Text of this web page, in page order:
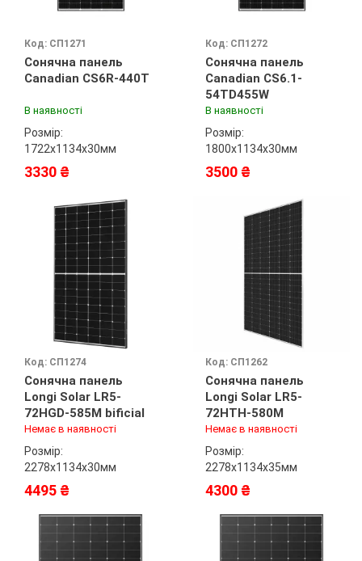
Код: СП1271
Сонячна панель
Canadian CS6R-440T
В наявності
Розмір:
1722х1134х30мм
3330 ₴
Код: СП1272
Сонячна панель
Canadian CS6.1-
54TD455W
В наявності
Розмір:
1800х1134х30мм
3500 ₴
Код: СП1274
Сонячна панель
Longi Solar LR5-
72HGD-585M bificial
Немає в наявності
Розмір:
2278х1134х30мм
4495 ₴
Код: СП1262
Сонячна панель
Longi Solar LR5-
72HTH-580M
Немає в наявності
Розмір:
2278х1134х35мм
4300 ₴